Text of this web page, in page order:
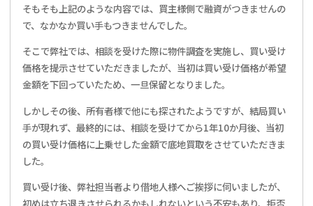
そもそも上記のような内容では、買主様側で融資がつきませんの
で、なかなか買い手もつきませんでした。
そこで弊社では、相談を受けた際に物件調査を実施し、買い受け
価格を提示させていただきましたが、当初は買い受け価格が希望
金額を下回っていたため、一旦保留となりました。
しかしその後、所有者様で他にも探されたようですが、結局買い
手が現れず、最終的には、相談を受けてから1年10か月後、当初
の買い受け価格に上乗せした金額で底地買取をさせていただきま
した。
買い受け後、弊社担当者より借地人様へご挨拶に伺いましたが、